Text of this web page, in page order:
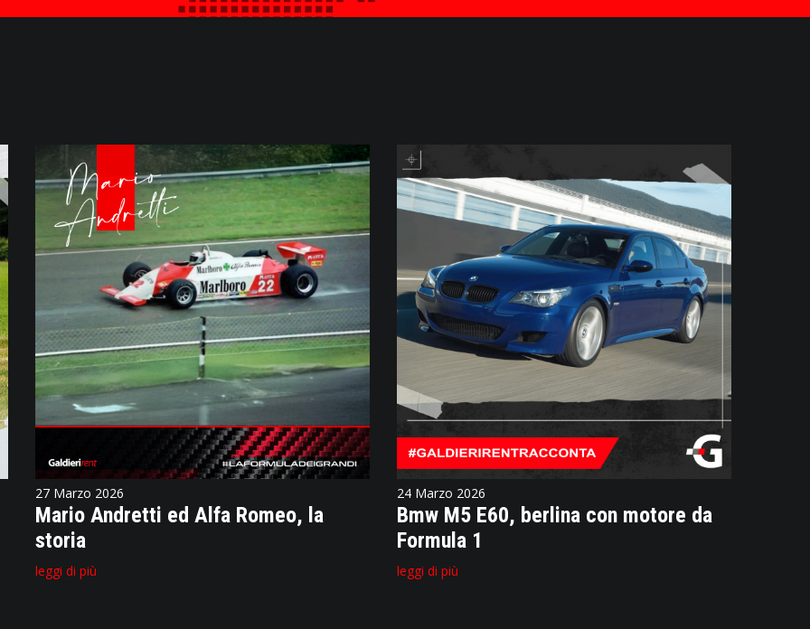
27 Marzo 2026
Mario Andretti ed Alfa Romeo, la
storia
leggi di più
24 Marzo 2026
Bmw M5 E60, berlina con motore da
Formula 1
leggi di più